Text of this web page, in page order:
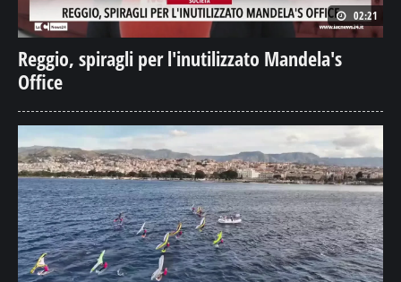
02:21
Reggio, spiragli per l'inutilizzato Mandela's
Office